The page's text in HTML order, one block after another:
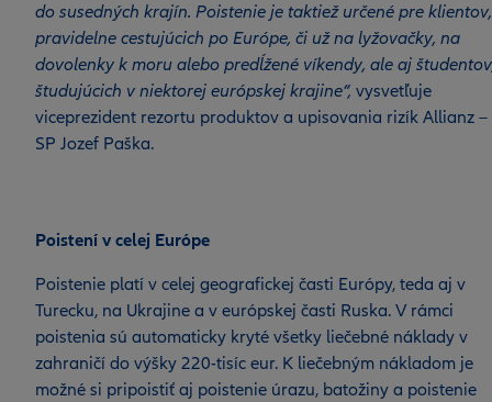
do susedných krajín. Poistenie je taktiež určené pre klientov,
pravidelne cestujúcich po Európe, či už na lyžovačky, na
dovolenky k moru alebo predĺžené víkendy, ale aj
študujúcich v niektorej európskej krajine“, vysvetľuje
viceprezident rezortu produktov a upisovania rizík Allianz –
SP Jozef Paška.
Poistení v celej Európe
Poistenie platí v celej geografickej časti Európy, teda aj v
Turecku, na Ukrajine a v európskej časti Ruska. V rámci
poistenia sú automaticky kryté všetky liečebné náklady v
zahraničí do výšky 220-tisíc eur. K liečebným nákladom je
možné si pripoistiť aj poistenie úrazu, batožiny a poistenie